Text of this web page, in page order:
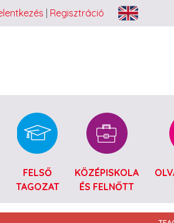
Regisztráció
FELSŐ
TAGOZAT
KÖZÉPISKOLA
ÉS FELNŐTT